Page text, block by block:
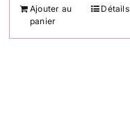
Ajouter au
panier
Détails